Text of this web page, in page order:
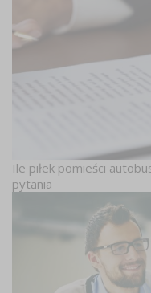
Ile piłek pomieści
pytania